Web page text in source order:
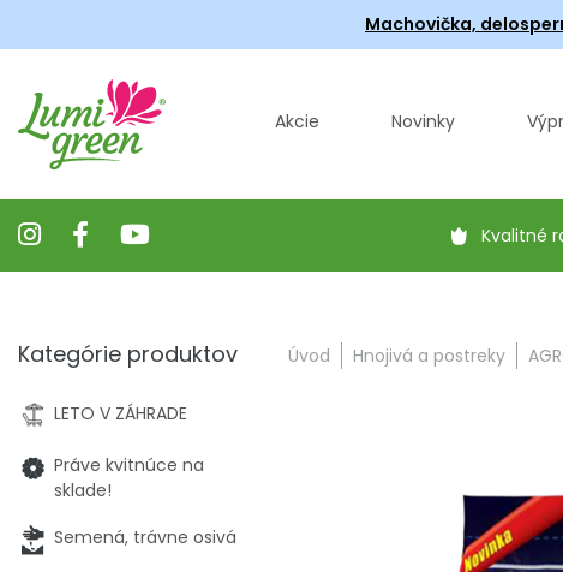
Machovička,
Akcie Novinky
Kvalitné
Úvod Hnojivá a postreky
Kategórie produktov
LETO V ZÁHRADE
Práve kvitnúce na
sklade!
Semená, trávne osivá